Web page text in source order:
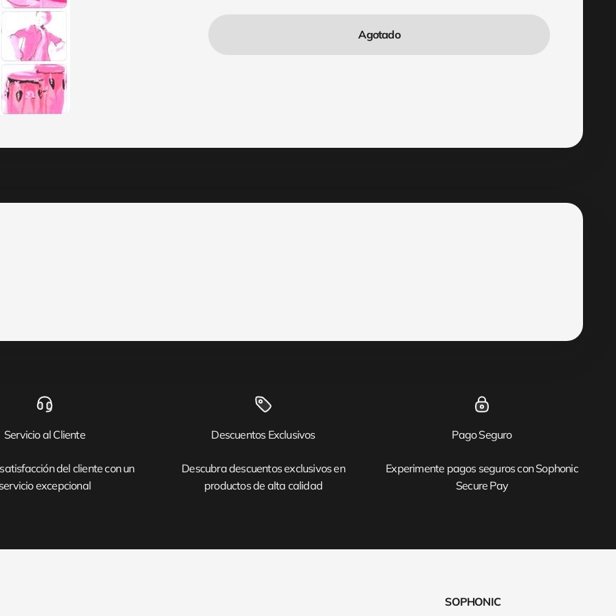
Agotado
Servicio al Cliente
del cliente con un
excepcional
Descuentos Exclusivos
Descubra descuentos exclusivos en
productos de alta calidad
Pago Seguro
Experimente pagos seguros con Sophonic
Secure Pay
SOPHONIC